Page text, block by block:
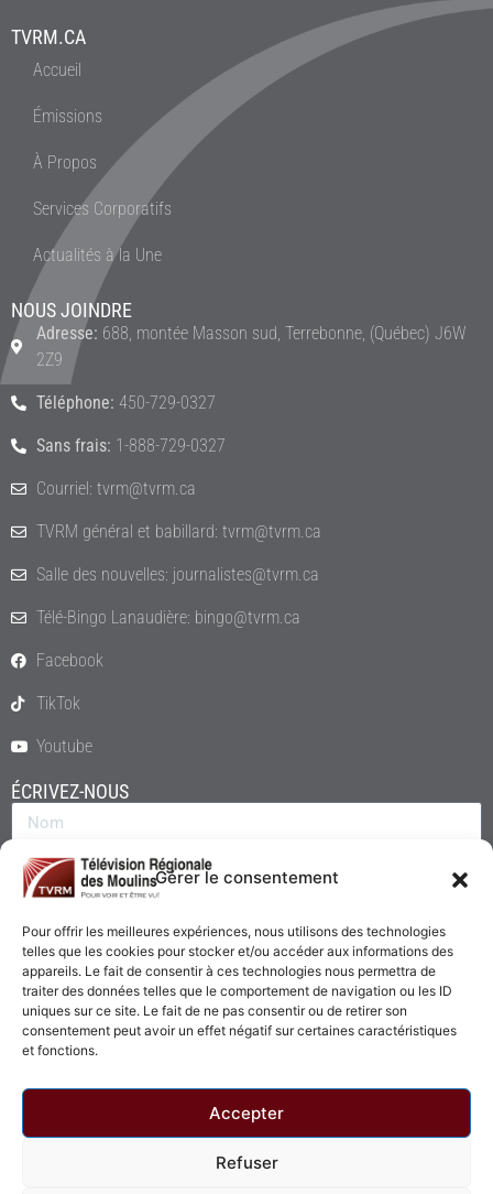
Gérer le consentement
Pour offrir les meilleures expériences, nous utilisons des technologies
telles que les cookies pour stocker et/ou accéder aux informations des
appareils. Le fait de consentir à ces technologies nous permettra de
traiter des données telles que le comportement de navigation ou les ID
uniques sur ce site. Le fait de ne pas consentir ou de retirer son
consentement peut avoir un effet négatif sur certaines caractéristiques
et fonctions.
Accepter
Refuser
TVRM.CA
Accueil
Émissions
À Propos
Services Corporatifs
Actualités à la Une
NOUS JOINDRE
Adresse: 688, montée Masson sud, Terrebonne, (Québec) J6W
2Z9
Téléphone: 450-729-0327
Sans frais: 1-888-729-0327
Courriel: tvrm@tvrm.ca
TVRM général et babillard: tvrm@tvrm.ca
Salle des nouvelles: journalistes@tvrm.ca
Télé-Bingo Lanaudière: bingo@tvrm.ca
Facebook
TikTok
Youtube
ÉCRIVEZ-NOUS